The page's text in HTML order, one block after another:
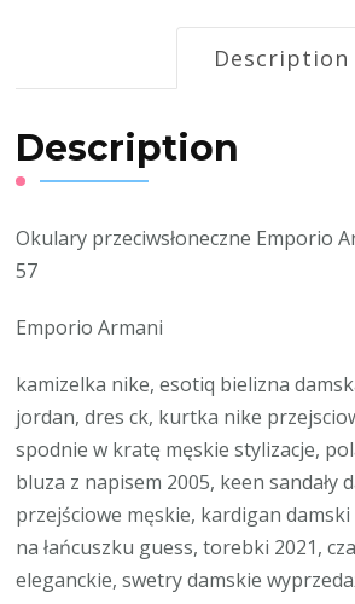
Description
Description
Okulary przeciwsłoneczne Emporio
57
Emporio Armani
kamizelka nike, esotiq bielizna
jordan, dres ck, kurtka nike
spodnie w kratę męskie stylizacje,
bluza z napisem 2005, keen sandały
przejściowe męskie, kardigan
na łańcuszku guess, torebki 2021,
eleganckie, swetry damskie